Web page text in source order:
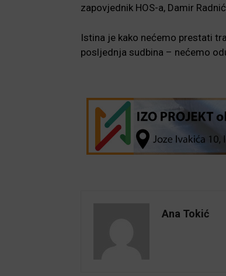
zapovjednik HOS-a, Damir
Istina je kako nećemo prestati
posljednja sudbina – nećemo
Ana Tokić